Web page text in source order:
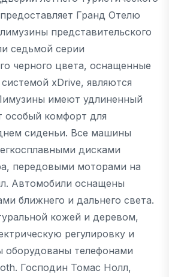
Гранд Отелю
представительского
седьмой серии
черного цвета, оснащенные
xDrive, являются
имеют удлиненный
особый комфорт для
сиденьи. Все машины
дисками
передовыми моторами на
Автомобили оснащены
ближнего и дальнего света.
кожей и деревом,
регулировку и
телефонами
Господин Томас Нолл,